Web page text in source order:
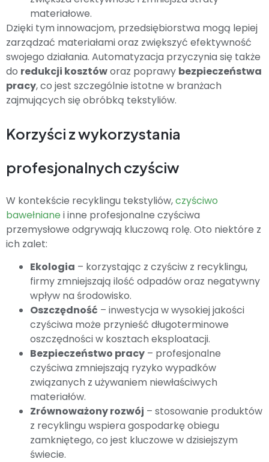
materiałowe.
Dzięki tym innowacjom, przedsiębiorstwa mogą lepiej
zarządzać materiałami oraz zwiększyć efektywność
swojego działania. Automatyzacja przyczynia się także
do redukcji kosztóworaz poprawy bezpieczeństwa
pracy, co jest szczególnie istotne w branżach
zajmujących się obróbką tekstyliów.
Korzyści z wykorzystania
profesjonalnych czyściw
W kontekście recyklingu tekstyliów,czyściwo
bawełniane i inne profesjonalne czyściwa
przemysłowe odgrywają kluczową rolę. Oto niektóre z
ich zalet:
Ekologia – korzystając z czyściw z recyklingu,
firmy zmniejszają ilość odpadów oraz negatywny
wpływ na środowisko.
Oszczędność – inwestycja w wysokiej jakości
czyściwa może przynieść długoterminowe
oszczędności w kosztach eksploatacji.
Bezpieczeństwo pracy – profesjonalne
czyściwa zmniejszają ryzyko wypadków
związanych z używaniem niewłaściwych
materiałów.
Zrównoważony rozwój – stosowanie produktów
z recyklingu wspiera gospodarkę obiegu
zamkniętego, co jest kluczowe w dzisiejszym
świecie.